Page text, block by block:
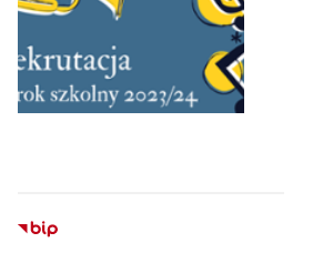
galerii.